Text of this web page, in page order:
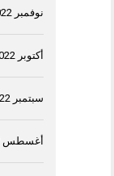
نوفمبر 2022
أكتوبر 2022
سبتمبر 2022
أغسطس 2022